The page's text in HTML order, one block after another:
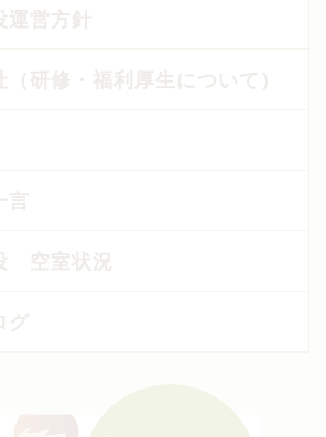
営方針
研修・福利厚生について）
空室状況